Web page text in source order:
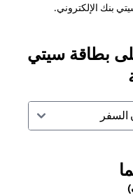
بنك الإلكتروني.
بطاقة سيتي
السفر